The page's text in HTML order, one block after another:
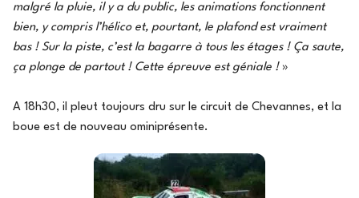
malgré la pluie, il y a du public, les animations fonctionnent
bien, y compris l’hélico et, pourtant, le plafond est vraiment
bas ! Sur la piste, c’est la bagarre à tous les étages ! Ça saute,
ça plonge de partout ! Cette épreuve est géniale !»
A 18h30, il pleut toujours dru sur le circuit de Chevannes, et la
boue est de nouveau ominiprésente.